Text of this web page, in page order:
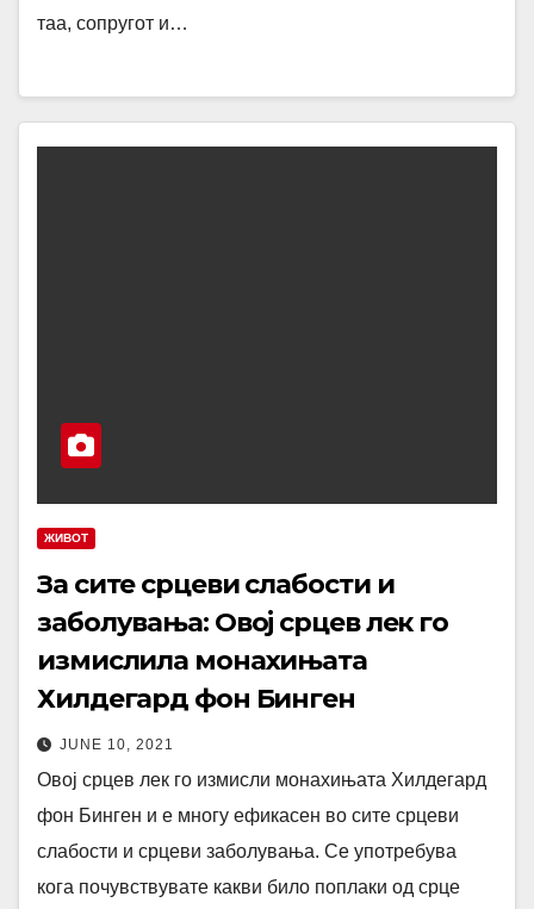
таа, сопругот и…
ЖИВОТ
За сите срцеви слабости и
заболувања: Овој срцев лек го
измислила монахињата
Хилдегард фон Бинген
JUNE 10, 2021
Овој срцев лек го измисли монахињата Хилдегард
фон Бинген и е многу ефикасен во сите срцеви
слабости и срцеви заболувања. Се употребува
кога почувствувате какви било поплаки од срце